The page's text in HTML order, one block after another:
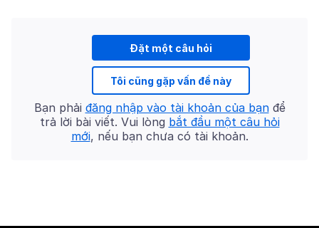
Đặt một câu hỏi
Tôi cũng gặp vấn đề này
Bạn phải đăng nhập vào tài khoản của bạnđể
trả lời bài viết. Vui lòng bắt đầu một câu hỏi
mới, nếu bạn chưa có tài khoản.